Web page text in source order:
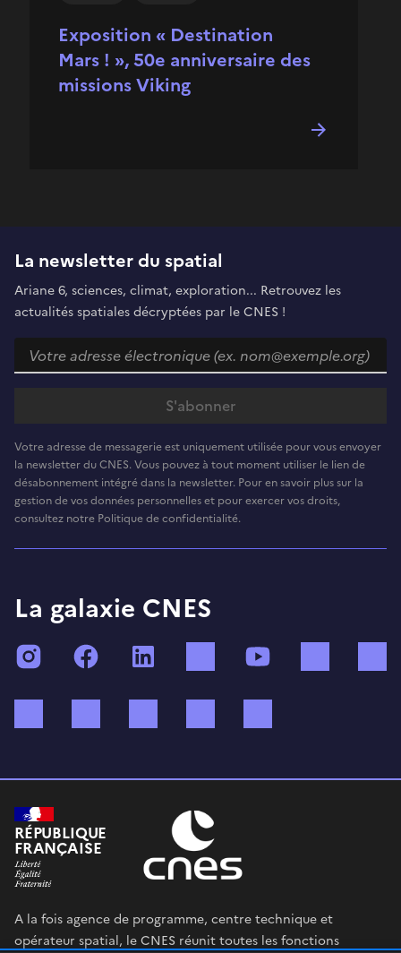
Exposition « Destination
Mars ! », 50e anniversaire des
missions Viking
La newsletter du spatial
Ariane 6, sciences, climat, exploration... Retrouvez les
actualités spatiales décryptées par le CNES !
Votre adresse de messagerie est uniquement utilisée pour vous envoyer
la newsletter du CNES. Vous pouvez à tout moment utiliser le lien de
désabonnement intégré dans la newsletter. Pour en savoir plus sur la
gestion de vos données personnelles et pour exercer vos droits,
consultez notre Politique de confidentialité.
La galaxie CNES
InstagramFacebook TikTok
RÉPUBLIQUE
FRANÇAISE
A la fois agence de programme, centre technique et
opérateur spatial, le CNES réunit toutes les fonctions